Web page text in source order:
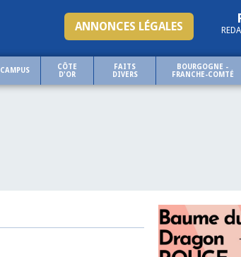
ANNONCES LÉGALES
CAMPUS
CÔTE
D'OR
FAITS
DIVERS
BOURGOGNE -
FRANCHE-COMTÉ